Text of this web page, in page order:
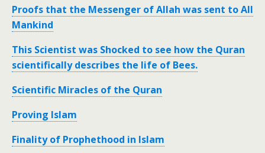
Proofs that the Messenger of Allah was sent to All
Mankind
This Scientist was Shocked to see how the Quran
scientifically describes the life of Bees.
Scientific Miracles of the Quran
Proving Islam
Finality of Prophethood in Islam